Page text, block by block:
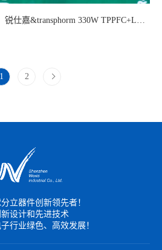
1 2
立器件创新领先者！
新设计和先进技术
行业绿色、高效发展！